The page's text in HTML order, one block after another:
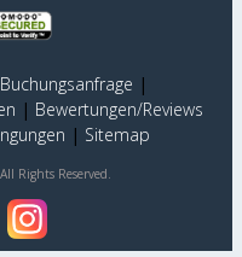
Buchungsanfrage |
| Bewertungen/Reviews
| Sitemap
Rights Reserved.